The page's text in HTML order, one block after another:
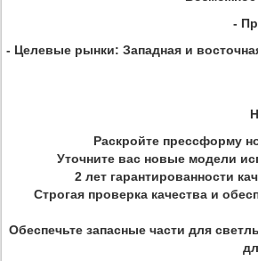
-
- Целевые рынки: Западная и
Раскройте прессформу
Уточните вас новые модели
2 лет гарантированности
Строгая проверка качества и
Обеспечьте запасные части для